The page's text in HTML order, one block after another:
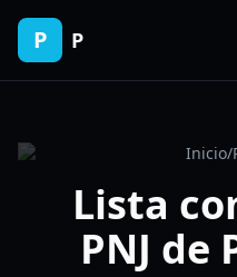
P P
Inicio/
Lista
PNJ de